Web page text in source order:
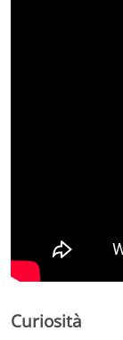
Curiosità